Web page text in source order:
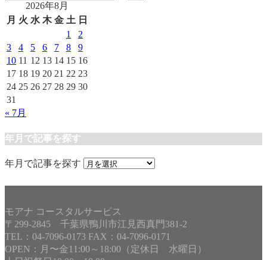
2026年8月
月 火 水 木 金 土 日
1
2
3
4 5 6 7 8
9
10 11 12 13 14 15 16
17 18 19 20 21 22 23
24 25 26 27 28 29 30
31
« 7月
年月で記事を探す
年月で記事を探す
モアナ コースタルサービス
〒299-2845 千葉県鴨川市江見西真門381-2
TEL：04-7096-0173 FAX：04-7096-0171
OPEN：月〜金11:00～18:00（定休日 水曜日）